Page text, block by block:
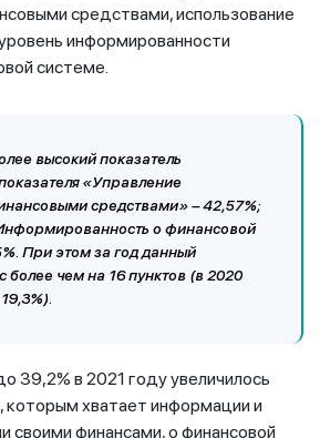
средствами, использование
информированности
системе.
высокий показатель
«Управление
средствами» – 42,57%;
о финансовой
При этом за год данный
более чем на 16 пунктов (в 2020
39,2% в 2021 году увеличилось
которым хватает информации и
своими финансами, о финансовой